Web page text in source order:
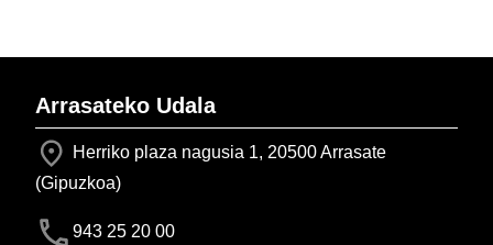
Arrasateko Udala
Herriko plaza nagusia 1, 20500 Arrasate
(Gipuzkoa)
943 25 20 00